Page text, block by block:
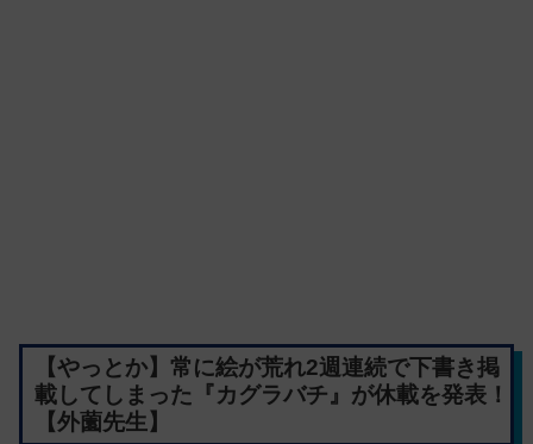
【やっとか】常に絵が荒れ2週連続で下書き掲
載してしまった『カグラバチ』が休載を発表！
【外薗先生】